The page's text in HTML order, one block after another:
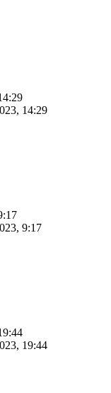
14:29
9:17
19:44